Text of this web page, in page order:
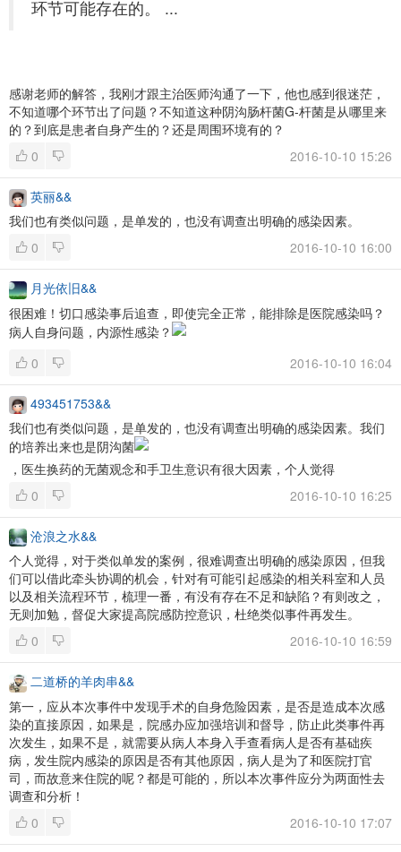
环节可能存在的。 ...
感谢老师的解答，我刚才跟主治医师沟通了一下，他也感到很迷茫，
不知道哪个环节出了问题？不知道这种阴沟肠杆菌G-杆菌是从哪里来
的？到底是患者自身产生的？还是周围环境有的？
0
2016-10-10 15:26
英丽&&
我们也有类似问题，是单发的，也没有调查出明确的感染因素。
0
2016-10-10 16:00
月光依旧&&
很困难！切口感染事后追查，即使完全正常，能排除是医院感染吗？
病人自身问题，内源性感染？
0
2016-10-10 16:04
493451753&&
我们也有类似问题，是单发的，也没有调查出明确的感染因素。我们
的培养出来也是阴沟菌
，医生换药的无菌观念和手卫生意识有很大因素，个人觉得
0
2016-10-10 16:25
沧浪之水&&
个人觉得，对于类似单发的案例，很难调查出明确的感染原因，但我
们可以借此牵头协调的机会，针对有可能引起感染的相关科室和人员
以及相关流程环节，梳理一番，有没有存在不足和缺陷？有则改之，
无则加勉，督促大家提高院感防控意识，杜绝类似事件再发生。
0
2016-10-10 16:59
二道桥的羊肉串&&
第一，应从本次事件中发现手术的自身危险因素，是否是造成本次感
染的直接原因，如果是，院感办应加强培训和督导，防止此类事件再
次发生，如果不是，就需要从病人本身入手查看病人是否有基础疾
病，发生院内感染的原因是否有其他原因，病人是为了和医院打官
司，而故意来住院的呢？都是可能的，所以本次事件应分为两面性去
调查和分析！
0
2016-10-10 17:07